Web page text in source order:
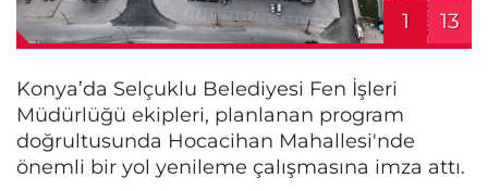
1 13
Konya’da Selçuklu Belediyesi Fen İşleri
Müdürlüğü ekipleri, planlanan program
doğrultusunda Hocacihan Mahallesi'nde
önemli bir yol yenileme çalışmasına imza attı.